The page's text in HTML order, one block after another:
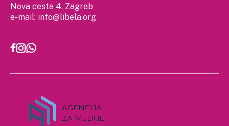
Nova cesta 4, Zagreb
e-mail: info@libela.org